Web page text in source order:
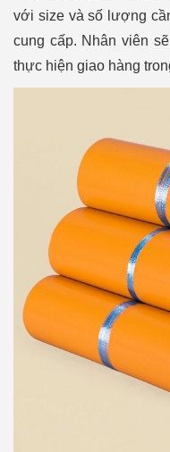
với size và số lượng
cung cấp. Nhân viên
thực hiện giao hàng